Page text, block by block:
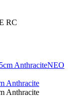
ΝΕΟ
Anthracite
Anthracite